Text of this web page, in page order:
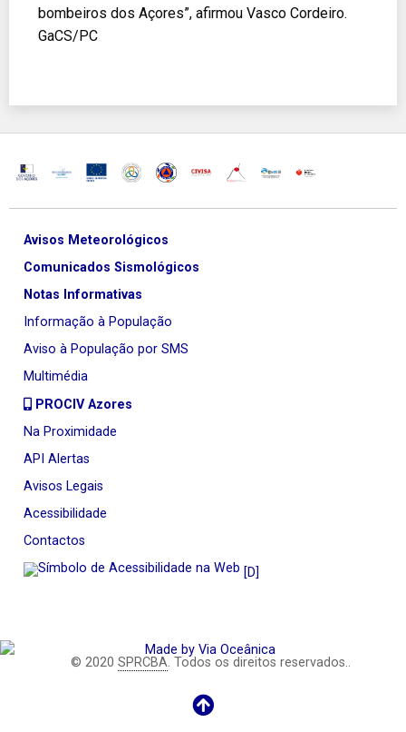
bombeiros dos Açores”, afirmou Vasco Cordeiro.
GaCS/PC
Avisos Meteorológicos
Comunicados Sismológicos
Notas Informativas
Informação à População
Aviso à População por SMS
Multimédia
PROCIV Azores
Na Proximidade
API Alertas
Avisos Legais
Acessibilidade
Contactos
[D]
© 2020 SPRCBA. Todos os direitos reservados..